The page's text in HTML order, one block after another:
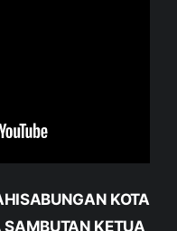
KOTA
KETUA